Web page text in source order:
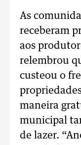
As
receberam
aos
relembrou
custeou o
maneira
municipal
de lazer.